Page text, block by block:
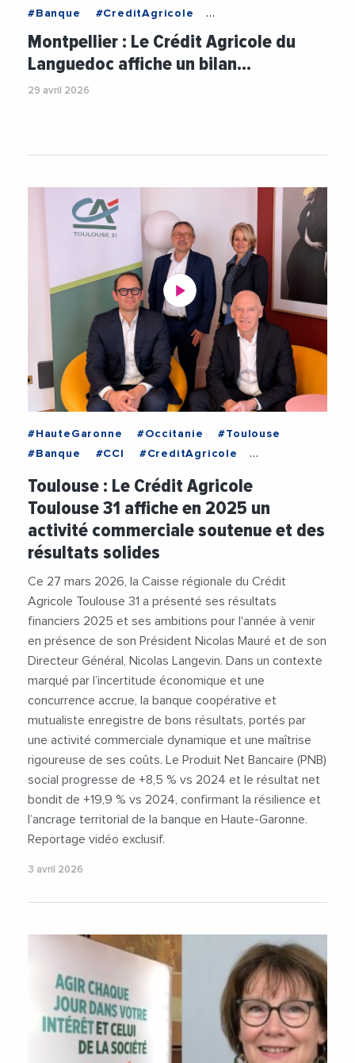
#Banque
#CreditAgricole
#CreditAgricoleLanguedoc
#Economie
#Entreprises
#EvelyneGuilhem
#RichardLaborie
#Videos
Montpellier : Le Crédit Agricole du
Languedoc affiche un bilan…
29 avril 2026
#HauteGaronne #Occitanie
#Toulouse
#Banque
#CCI
#CreditAgricole
#Immobilier
#IntelligenceArtificielle
#Territoire
#Videos
Toulouse : Le Crédit Agricole
Toulouse 31 affiche en 2025 un
activité commerciale soutenue et des
résultats solides
Ce 27 mars 2026, la Caisse régionale du Crédit
Agricole Toulouse 31 a présenté ses résultats
financiers 2025 et ses ambitions pour l'année à venir
en présence de son Président Nicolas Mauré et de son
Directeur Général, Nicolas Langevin. Dans un contexte
marqué par l’incertitude économique et une
concurrence accrue, la banque coopérative et
mutualiste enregistre de bons résultats, portés par
une activité commerciale dynamique et une maîtrise
rigoureuse de ses coûts. Le Produit Net Bancaire (PNB)
social progresse de +8,5 % vs 2024 et le résultat net
bondit de +19,9 % vs 2024, confirmant la résilience et
l’ancrage territorial de la banque en Haute-Garonne.
Reportage vidéo exclusif.
3 avril 2026